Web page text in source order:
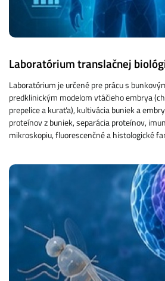
Laboratórium translačnej
Laboratórium je určené pre prácu s
predklinickým modelom vtáčieho embrya
prepelice a kuraťa), kultivácia buniek a
proteínov z buniek, separácia proteínov,
mikroskopiu, fluorescenčné a histologické